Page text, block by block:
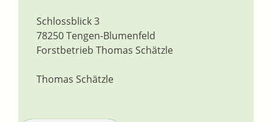
Forstbetrieb Thomas Schätzle
Schlossblick 3
78250Tengen-Blumenfeld
Thomas Schätzle